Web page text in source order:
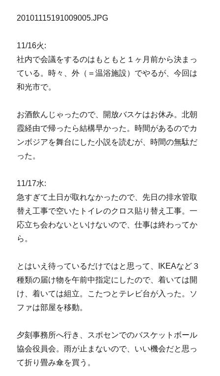
20101115191009005.JPG
11/16火:
社内で会議をするのはもともと１ヶ月前から決まっ
ている。時々、外（＝温浴施設）でやるが、今回は
和光市で。
お酒飲んじゃったので、開放バスケはお休み。北朝
霞経由で帰ったら結構早かった。時間があるのでカ
ンボジアを舞台にした小説を読むが、時間の無駄だ
った。
11/17水:
急すぎて土日が取れなかったので、先日の排水管取
替え工事で空いたトイレのクロス貼り替え工事。一
応立ち会わないといけないので、仕事は終わってか
ら。
とはいえ待っているだけではと思って、IKEAなど３
種類の届け物を午前中指定にしたので、着いては開
け、着いては組立。こたつとテレビ台が入った。ソ
ファは部屋を移動。
夕刻事務所へ行き、スポセンでのバスケットボール
協会役員会。雨が止まないので、いい機会だと思っ
て折り畳み傘を買う。